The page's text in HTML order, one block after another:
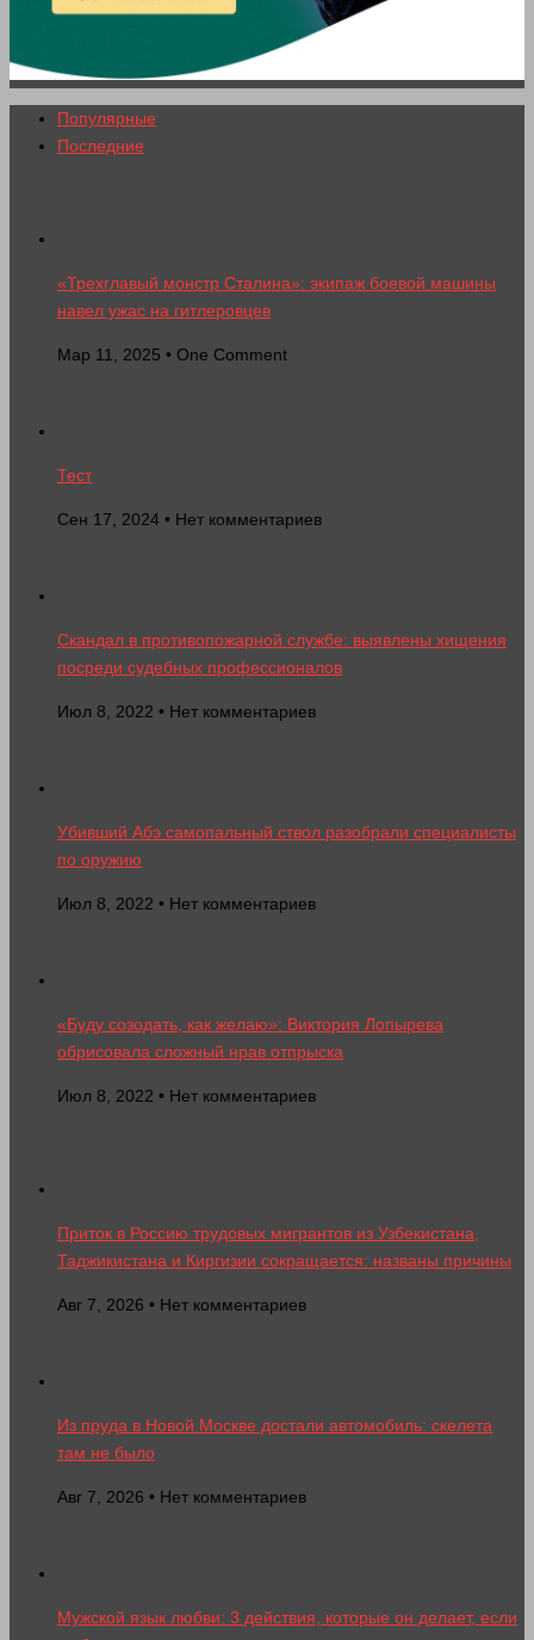
Популярные
Последние
«Трехглавый монстр Сталина»: экипаж боевой машины
навел ужас на гитлеровцев
Мар 11, 2025 • One Comment
Тест
Сен 17, 2024 • Нет комментариев
Скандал в противопожарной службе: выявлены хищения
посреди судебных профессионалов
Июл 8, 2022 • Нет комментариев
Убивший Абэ самопальный ствол разобрали специалисты
по оружию
Июл 8, 2022 • Нет комментариев
«Буду созодать, как желаю»: Виктория Лопырева
обрисовала сложный нрав отпрыска
Июл 8, 2022 • Нет комментариев
Приток в Россию трудовых мигрантов из Узбекистана,
Таджикистана и Киргизии сокращается: названы причины
Авг 7, 2026 • Нет комментариев
Из пруда в Новой Москве достали автомобиль: скелета
там не было
Авг 7, 2026 • Нет комментариев
Мужской язык любви: 3 действия, которые он делает, если